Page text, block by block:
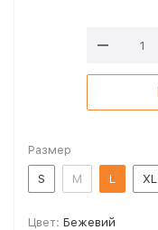
Размер
S M L XL
Цвет: Бежевий